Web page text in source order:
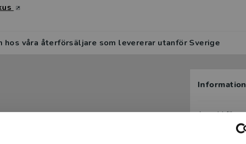
hos våra återförsäljare som levererar utanför Sverige
Information
Avsedd för: